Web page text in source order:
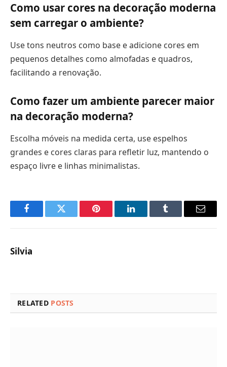
Como usar cores na decoração moderna
sem carregar o ambiente?
Use tons neutros como base e adicione cores em
pequenos detalhes como almofadas e quadros,
facilitando a renovação.
Como fazer um ambiente parecer maior
na decoração moderna?
Escolha móveis na medida certa, use espelhos
grandes e cores claras para refletir luz, mantendo o
espaço livre e linhas minimalistas.
FacebookTwitter Pinterest LinkedInTumblr Email
Silvia
RELATED POSTS